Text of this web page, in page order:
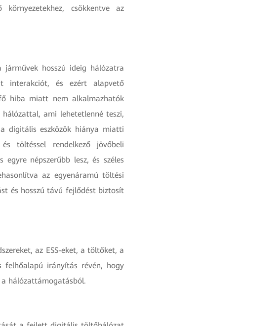
csökkentve az
járművek hosszú ideig hálózatra
interakciót, és ezért alapvető
hiba miatt nem alkalmazhatók
ami lehetetlenné teszi,
digitális eszközök hiánya miatti
töltéssel rendelkező jövőbeli
népszerűbb lesz, és széles
az egyenáramú töltési
és hosszú távú fejlődést biztosít
az ESS-eket, a töltőket, a
felhőalapú irányítás révén, hogy
hálózattámogatásból.